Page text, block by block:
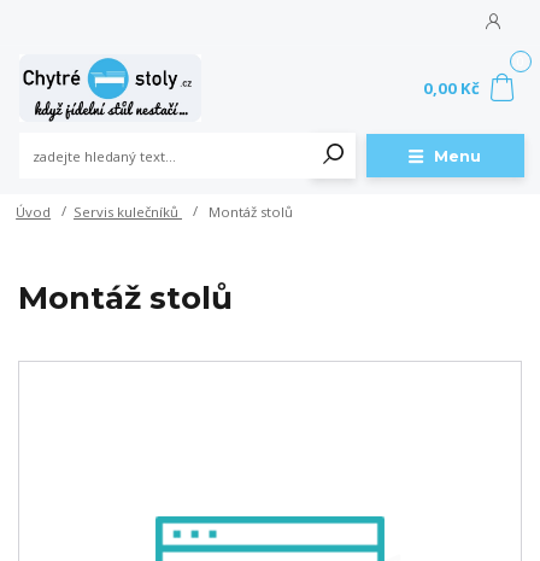
Menu
0,00 Kč
Úvod Servis kulečníků Montáž stolů
Montáž stolů